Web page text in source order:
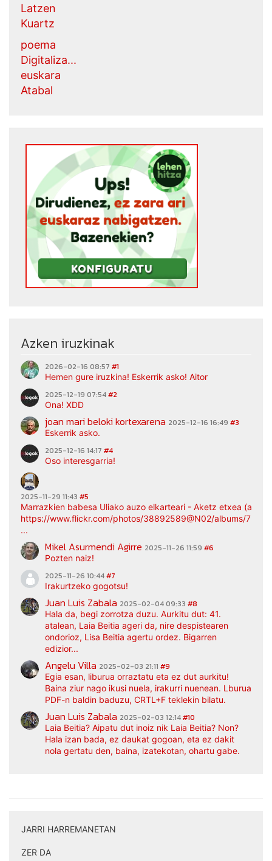
Latzen
Kuartz
poema
Digitaliza...
euskara
Atabal
Azken iruzkinak
2026-02-16 08:57 #1
Hemen gure iruzkina! Eskerrik asko! Aitor
2025-12-19 07:54#2
Ona! XDD
joan mari beloki kortexarena 2025-12-16 16:49 #3
Eskerrik asko.
2025-12-16 14:17 #4
Oso interesgarria!
2025-11-29 11:43 #5
Marrazkien babesa Uliako auzo elkarteari - Aketz etxea
https://www.flickr.com/photos/38892589@N02/albums/
...
Mikel Asurmendi Agirre 2025-11-26 11:59 #6
Pozten naiz!
2025-11-26 10:44#7
Irakurtzeko gogotsu!
Juan Luis Zabala 2025-02-04 09:33 #8
Hala da, begi zorrotza duzu. Aurkitu dut: 41.
atalean, Laia Beitia ageri da, nire despistearen
ondorioz, Lisa Beitia agertu ordez. Bigarren
edizior...
Angelu Villa 2025-02-03 21:11 #9
Egia esan, liburua orraztatu eta ez dut aurkitu!
Baina ziur nago ikusi nuela, irakurri nuenean. Lburua
PDF-n baldin baduzu, CRTL+F teklekin bilatu.
Juan Luis Zabala 2025-02-03 12:14#10
Laia Beitia? Aipatu dut inoiz nik Laia Beitia? Non?
Hala izan bada, ez daukat gogoan, eta ez dakit
nola gertatu den, baina, izatekotan, ohartu gabe.
JARRI HARREMANETAN
ZER DA